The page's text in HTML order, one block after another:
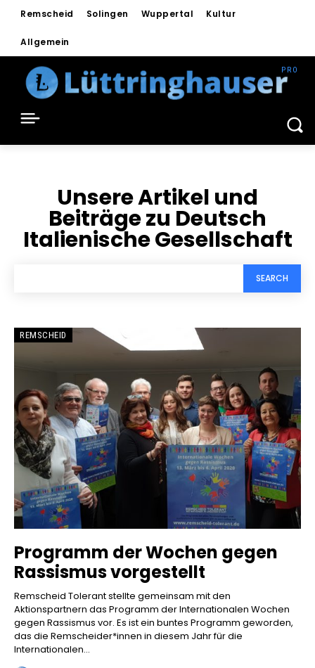
Remscheid Solingen Wuppertal Kultur
Allgemein
Unsere Artikel und
Beiträge zu Deutsch
Italienische Gesellschaft
SEARCH
REMSCHEID
Programm der Wochen gegen
Rassismus vorgestellt
Remscheid Tolerant stellte gemeinsam mit den
Aktionspartnern das Programm der Internationalen Wochen
gegen Rassismus vor. Es ist ein buntes Programm geworden,
das die Remscheider*innen in diesem Jahr für die
Internationalen...